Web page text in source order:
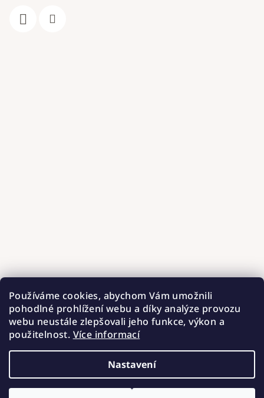
Používáme cookies, abychom Vám umožnili
pohodlné prohlížení webu a díky analýze provozu
webu neustále zlepšovali jeho funkce, výkon a
použitelnost. Více informací
Nastavení
Copyright 2026Hnízdečka od Barunky. Všechna práva
vyhrazena.Upravit nastavení cookies